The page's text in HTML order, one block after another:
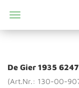
De Gier 1935
(Art.Nr.: 130-00-